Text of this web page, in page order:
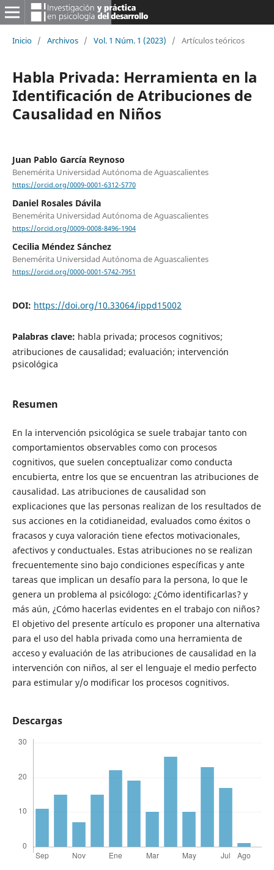
Inicio / Archivos / Vol. 1 Núm. 1 (2023) / Artículos teóricos
Habla Privada: Herramienta en la
Identificación de Atribuciones de
Causalidad en Niños
Juan Pablo García Reynoso
Benemérita Universidad Autónoma de Aguascalientes
https://orcid.org/0009-0001-6312-5770
Daniel Rosales Dávila
Benemérita Universidad Autónoma de Aguascalientes
https://orcid.org/0009-0008-8496-1904
Cecilia Méndez Sánchez
Benemérita Universidad Autónoma de Aguascalientes
https://orcid.org/0000-0001-5742-7951
DOI: https://doi.org/10.33064/ippd15002
Palabras clave: habla privada; procesos cognitivos;
atribuciones de causalidad; evaluación; intervención
psicológica
Resumen
En la intervención psicológica se suele trabajar tanto con
comportamientos observables como con procesos
cognitivos, que suelen conceptualizar como conducta
encubierta, entre los que se encuentran las atribuciones de
causalidad. Las atribuciones de causalidad son
explicaciones que las personas realizan de los resultados de
sus acciones en la cotidianeidad, evaluados como éxitos o
fracasos y cuya valoración tiene efectos motivacionales,
afectivos y conductuales. Estas atribuciones no se realizan
frecuentemente sino bajo condiciones específicas y ante
tareas que implican un desafío para la persona, lo que le
genera un problema al psicólogo: ¿Cómo identificarlas? y
más aún, ¿Cómo hacerlas evidentes en el trabajo con niños?
El objetivo del presente artículo es proponer una alternativa
para el uso del habla privada como una herramienta de
acceso y evaluación de las atribuciones de causalidad en la
intervención con niños, al ser el lenguaje el medio perfecto
para estimular y/o modificar los procesos cognitivos.
Descargas